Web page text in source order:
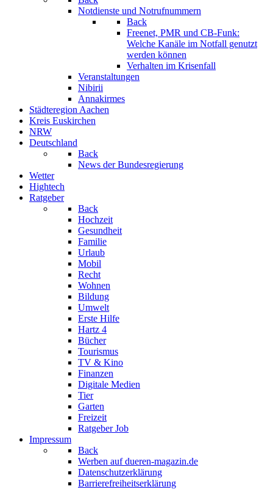
Notdienste und Notrufnummern
Back
Freenet, PMR und CB-Funk:
Welche Kanäle im Notfall genutzt
werden können
Verhalten im Krisenfall
Veranstaltungen
Nibirii
Annakirmes
Städteregion Aachen
Kreis Euskirchen
NRW
Deutschland
Back
News der Bundesregierung
Wetter
Hightech
Ratgeber
Back
Hochzeit
Gesundheit
Familie
Urlaub
Mobil
Recht
Wohnen
Bildung
Umwelt
Erste Hilfe
Hartz 4
Bücher
Tourismus
TV & Kino
Finanzen
Digitale Medien
Tier
Garten
Freizeit
Ratgeber Job
Impressum
Back
Werben auf dueren-magazin.de
Datenschutzerklärung
Barrierefreiheitserklärung